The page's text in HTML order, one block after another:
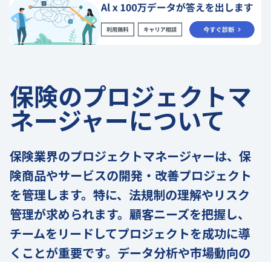
保険のプロジェクトマ
ネージャーについて
保険業界のプロジェクトマネージャーは、保
険商品やサービスの開発・改善プロジェクト
を管理します。特に、法規制の理解やリスク
管理が求められます。顧客ニーズを把握し、
チームをリードしてプロジェクトを成功に導
くことが重要です。データ分析や市場動向の